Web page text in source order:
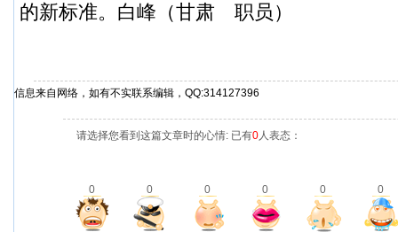
的新标准。白峰（甘肃 职员）
信息来自网络，如有不实联系编辑，QQ:314127396
请选择您看到这篇文章时的心情: 已有0人表态：
0 0 0 0 0 0